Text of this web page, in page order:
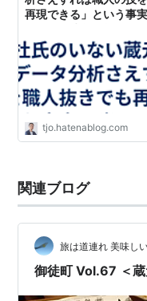
再現できる」という事
ンティストのブログ
tjo.hatenablog.com
関連ブログ
旅は道連れ 美味し
御徒町 Vol.67 ＜